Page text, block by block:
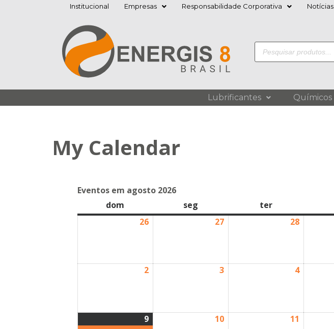
Institucional Empresas Responsabilidade Corporativa Notícias
Lubrificantes Químicos
My Calendar
Eventos em agosto 2026
dom
seg ter
26
27 28
2 3 4
9 10 11